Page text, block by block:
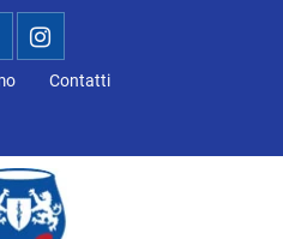
Contatti